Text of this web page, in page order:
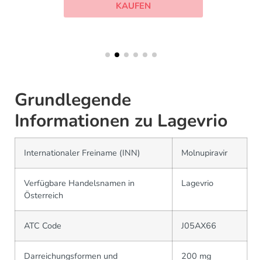
KAUFEN
Grundlegende
Informationen zu Lagevrio
Internationaler Freiname (INN) Molnupiravir
Verfügbare Handelsnamen in
Österreich
Lagevrio
ATC Code J05AX66
Darreichungsformen und
200 mg